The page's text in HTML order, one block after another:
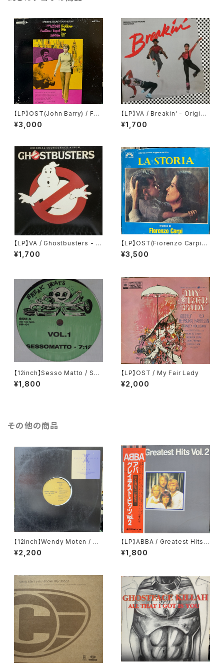
【LP】OST(John Barry) / Foll
ow Me!
¥3,000
【LP】VA / Breakin' - Origina
l Motion Picture Soundtrac
k
¥1,700
【LP】VA / Ghostbusters - O
riginal Soundtrack Album
¥1,700
【LP】OST(Fiorenzo Carpi）/
La Storia
¥3,500
【12inch】Sesso Matto / Ses
somatto (Re-edit)
¥1,800
【LP】OST / My Fair Lady
¥2,000
その他の商品
【12inch】Wendy Moten / St
ep By Step
¥2,200
【LP】ABBA / Greatest Hits V
ol. 2
¥1,800